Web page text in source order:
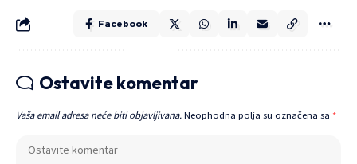
Facebook
Ostavite komentar
Vaša email adresa neće biti objavljivana. Neophodna polja su označena sa *